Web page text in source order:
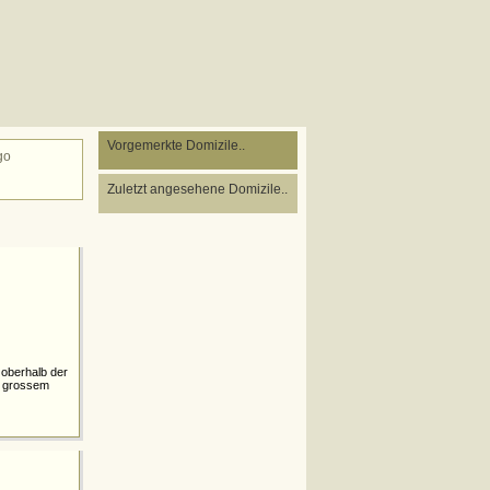
Vorgemerkte Domizile..
Zuletzt angesehene Domizile..
der
grossem